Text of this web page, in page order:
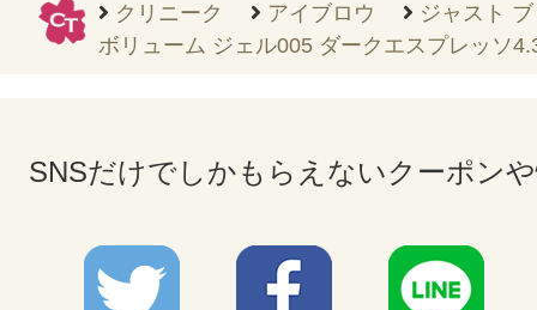
クリニーク アイブロウ
ジャスト
ボリューム ジェル005 ダークエスプレッソ
SNSだけでしかもらえないクーポン